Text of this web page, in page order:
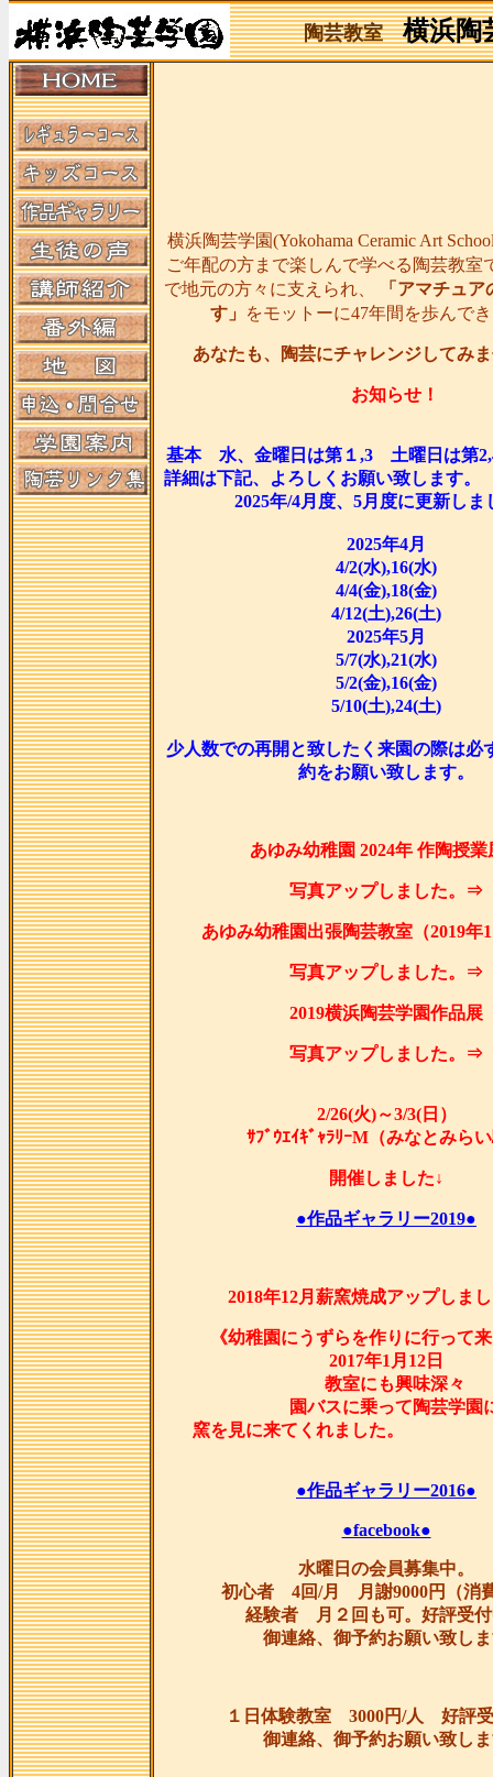
陶芸教室 横浜陶
横浜陶芸学園(Yokohama Ceramic Art
ご年配の方まで楽しんで学べる陶芸教室
で地元の方々に支えられ、
「アマチュ
す」
をモットーに47年間を歩んで
あなたも、陶芸にチャレンジしてみ
お知らせ！
基本 水、金曜日は第１,3 土曜日は第
詳細は下記、よろしくお願い
2025年/4月度、5月度に更新しま
2025年4月
4/2(水),16(水)
4/4(金),18(金)
4/12(土),26(土)
2025年5月
5/7(水),21(水)
5/2(金),16(金)
5/10(土),24(土)
少人数での再開と致したく来園の際は必
約をお願い致します。
あゆみ幼稚園 2024年 作陶授業
写真アップしました。⇒
あゆみ幼稚園出張陶芸教室（2019年
写真アップしました。⇒
2019横浜陶芸学園作品展
写真アップしました。⇒
2/26(火)～3/3(日）
ｻﾌﾞｳｴｲｷﾞｬﾗﾘｰM（みなとみら
開催しました↓
●作品ギャラリー2019●
2018年12月薪窯焼成アップしま
《幼稚園にうずらを作りに行って
2017年1月12日
教室にも興味深々
園バスに乗って陶芸学園
窯を見に来てくれま
●作品ギャラリー2016●
●facebook●
水曜日の会員募集中。
初心者 4回/月 月謝9000円（消
経験者 月２回も可。好評受
御連絡、御予約お願い致し
１日体験教室 3000円/人 好評
御連絡、御予約お願い致し